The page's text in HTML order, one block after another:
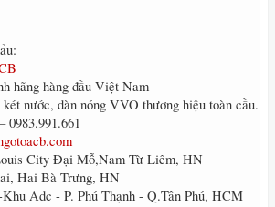
hãng hàng đầu Việt Nam
nước, dàn nóng VVO thương hiệu toàn cầu.
0983.991.661
City Đại Mỗ,Nam Từ Liêm, HN
Hai Bà Trưng, HN
Adc - P. Phú Thạnh - Q.Tân Phú, HCM